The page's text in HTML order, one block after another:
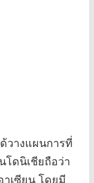
วางแผนการที่
โดนิเชียถือว่า
เซียน โดยมี